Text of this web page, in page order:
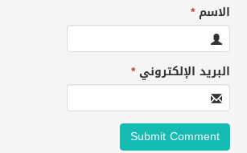
الاسم*
البريد الإلكتروني*